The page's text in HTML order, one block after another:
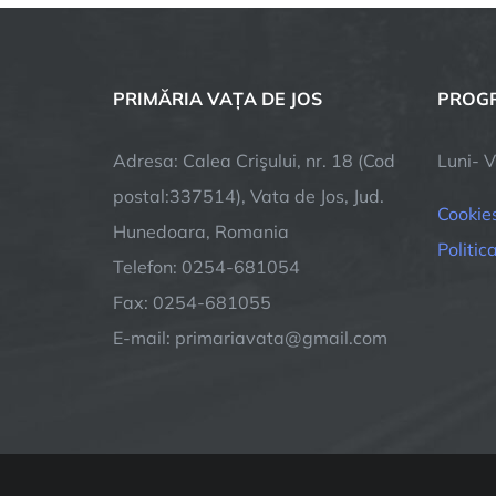
DE
PRIMĂRIA VAȚA DE JOS
Adresa: Calea Crişului, nr. 18 (Cod
postal:337514), Vata de Jos, Jud.
Hunedoara, Romania
Telefon: 0254-681054
Fax: 0254-681055
E-mail: primariavata@gmail.com
Luni-